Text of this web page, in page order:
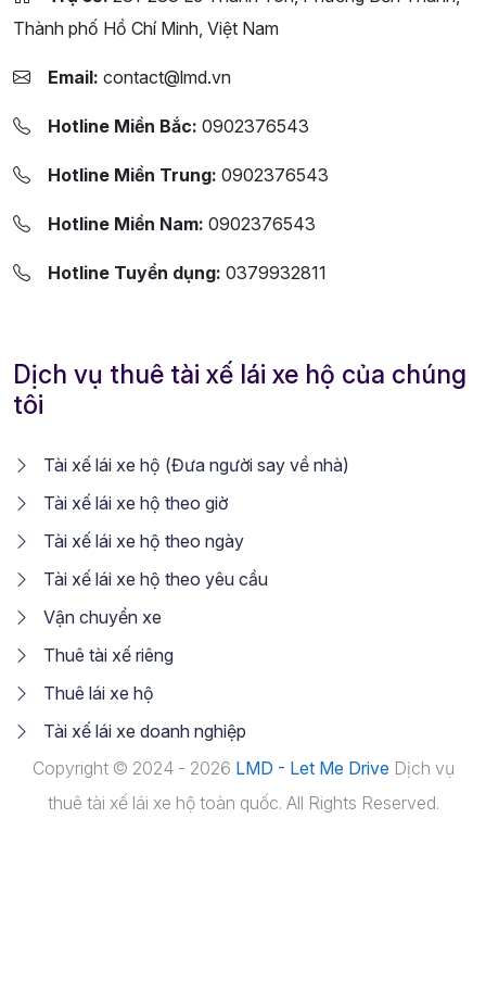
Thành phố Hồ Chí Minh, Việt Nam
Email: contact@lmd.vn
Hotline Miền Bắc: 0902376543
Hotline Miền Trung: 0902376543
Hotline Miền Nam: 0902376543
Hotline Tuyển dụng: 0379932811
Dịch vụ thuê tài xế lái xe hộ của chúng
tôi
Tài xế lái xe hộ (Đưa người say về nhà)
Tài xế lái xe hộ theo giờ
Tài xế lái xe hộ theo ngày
Tài xế lái xe hộ theo yêu cầu
Vận chuyển xe
Thuê tài xế riêng
Thuê lái xe hộ
Tài xế lái xe doanh nghiệp
Copyright © 2024 - 2026 LMD - Let Me Drive Dịch vụ
thuê tài xế lái xe hộ toàn quốc. All Rights Reserved.